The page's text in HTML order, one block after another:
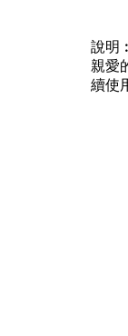
說明︰
親愛
續使